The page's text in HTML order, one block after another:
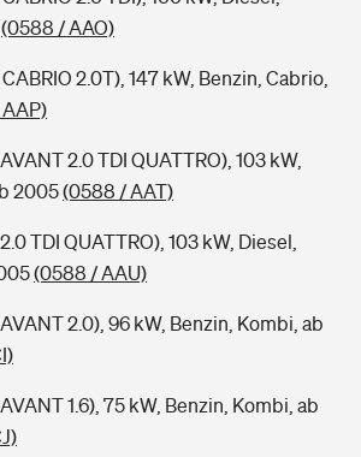
(0588 / AAO)
2.0T), 147 kW, Benzin, Cabrio,
2.0 TDI QUATTRO), 103 kW,
2005(0588 / AAT)
TDI QUATTRO), 103 kW, Diesel,
(0588 / AAU)
2.0), 96 kW, Benzin, Kombi, ab
1.6), 75 kW, Benzin, Kombi, ab